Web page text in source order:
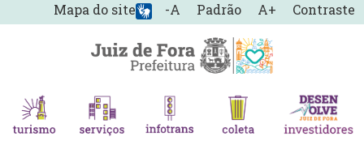
-A Padrão A+ Contraste
Mapa do site